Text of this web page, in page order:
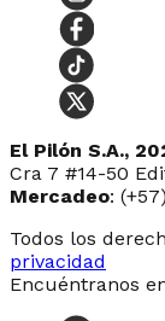
El Pilón S.A.,
Cra 7 #14-50
Mercadeo:
Todos los
privacidad
Encuéntranos